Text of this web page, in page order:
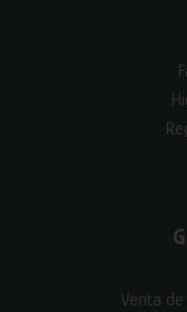
Venta